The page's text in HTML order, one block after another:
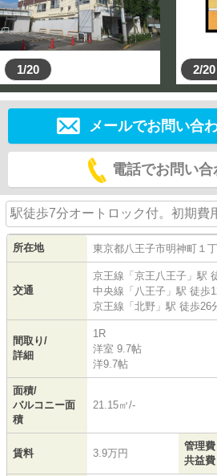
1/20 2/20
メールでお問い合
電話でお問い合
駅徒歩7分オートロック付。初期費
所在地 東京都八王子市明神町 １
交通
京王線 「京王八王子 」駅
中央線 「 八王子 」駅 徒歩
京王線 「北野 」駅 徒歩26
間取り/
詳細
1R
洋室 9.7帖
洋9.7帖
面積/
バルコニー面
積
21.15㎡/-
賃料 3.9万円
管理費
共益費